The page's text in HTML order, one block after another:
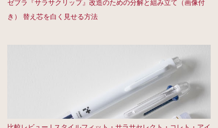
ゼブラ『サラサクリップ』改造のための分解と組み立て（画像付
き） 替え芯を白く見せる方法